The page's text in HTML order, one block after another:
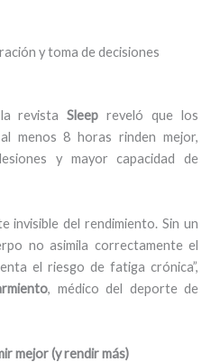
y toma de decisiones
la revistaSleep reveló que los
menos 8 horas rinden mejor,
y mayor capacidad de
invisible del rendimiento. Sin un
no asimila correctamente el
el riesgo de fatiga crónica”,
, médico del deporte de
mejor (y rendir más)